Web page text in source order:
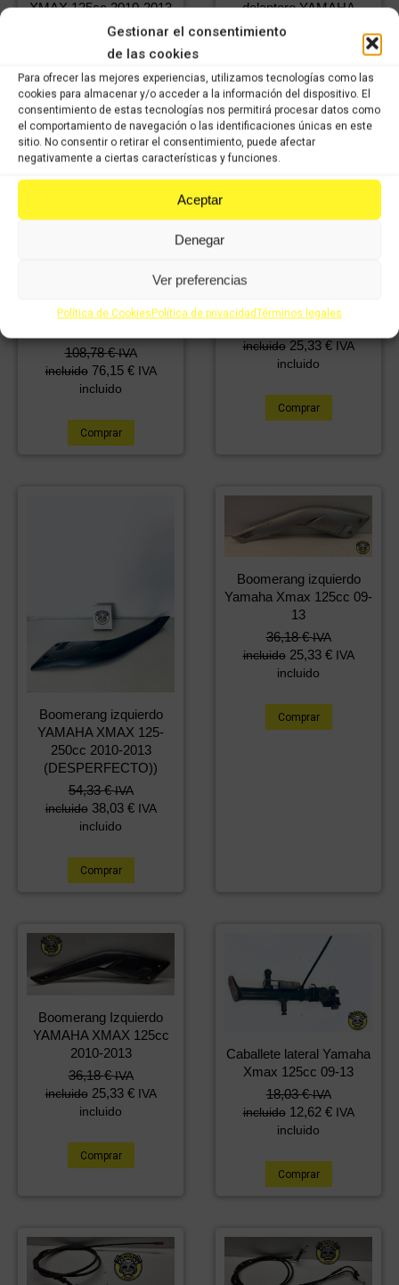
Gestionar el consentimiento
de las cookies
Para ofrecer las mejores experiencias, utilizamos tecnologías como las
cookies para almacenar y/o acceder a la información del dispositivo. El
consentimiento de estas tecnologías nos permitirá procesar datos como
el comportamiento de navegación o las identificaciones únicas en este
sitio. No consentir o retirar el consentimiento, puede afectar
negativamente a ciertas características y funciones.
Aceptar
Denegar
Ver preferencias
Política de CookiesPolítica de privacidadTérminos legales
XMAX 125cc 2010-2013
€ IVA
16,86 € IVA
Comprar
delantero YAMAHA
XMAX 125cc 2010-2013
incluido
Comprar
YAMAHA XMAX 125cc
108,78€ IVA
incluido 76,15 € IVA
incluido
Comprar
YAMAHA XMAX 125cc
2010-2013
incluido 25,33 € IVA
incluido
Comprar
Boomerang izquierdo
YAMAHA XMAX 125-
250cc 2010-2013
(DESPERFECTO))
54,33€ IVA
incluido 38,03 € IVA
incluido
Comprar
Boomerang izquierdo
Yamaha Xmax 125cc 09-
13
36,18€ IVA
incluido 25,33 € IVA
incluido
Comprar
Boomerang Izquierdo
YAMAHA XMAX 125cc
2010-2013
36,18€ IVA
incluido 25,33 € IVA
incluido
Comprar
Caballete lateral Yamaha
Xmax 125cc 09-13
18,03€ IVA
incluido 12,62 € IVA
incluido
Comprar